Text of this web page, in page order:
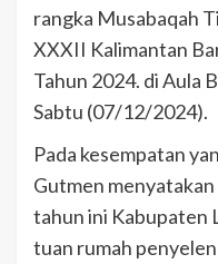
rangka Musabaqah
XXXII Kalimantan
Tahun 2024. di Aula
Sabtu (07/12/2024).
Pada kesempatan
Gutmen
tahun ini Kabupaten
tuan rumah